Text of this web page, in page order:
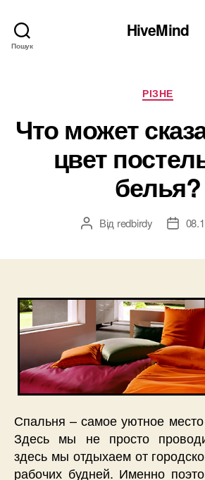
Пошук
HiveMind
Категорії
РІЗНЕ
Что может
цвет
белья?
Автор
Від redbirdy
Дата
Спальня – самое уютное
Здесь мы не просто
здесь мы отдыхаем от
рабочих будней. Именно